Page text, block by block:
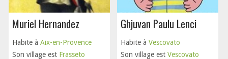
Muriel Hernandez
Habite à Aix-en-Provence
Son village est Frasseto
Ghjuvan Paulu Lenci
Habite à Vescovato
Son village est Vescovato